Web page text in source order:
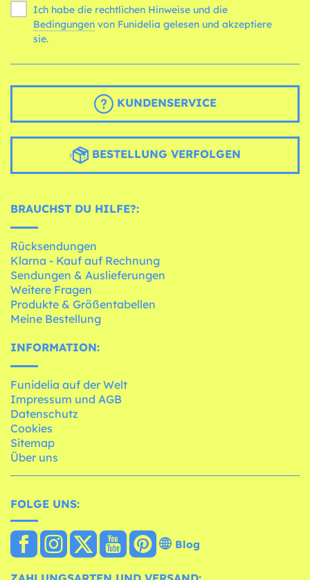
Ich habe die rechtlichen Hinweise und die
Bedingungen
sie.
KUNDENSERVICE
BESTELLUNG VERFOLGEN
BRAUCHST DU HILFE?:
Rücksendungen
Klarna - Kauf auf Rechnung
Sendungen & Auslieferungen
Weitere Fragen
Produkte & Größentabellen
Meine Bestellung
INFORMATION:
Funidelia auf der Welt
Impressum und AGB
Datenschutz
Cookies
Sitemap
Über uns
FOLGE UNS:
Blog